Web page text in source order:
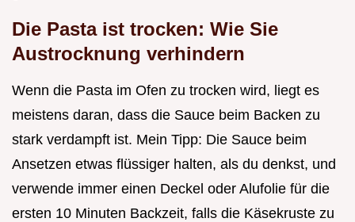
Die Pasta ist trocken: Wie Sie
Austrocknung verhindern
Wenn die Pasta im Ofen zu trocken wird, liegt es
meistens daran, dass die Sauce beim Backen zu
stark verdampft ist. Mein Tipp: Die Sauce beim
Ansetzen etwas flüssiger halten, als du denkst, und
verwende immer einen Deckel oder Alufolie für die
ersten 10 Minuten Backzeit, falls die Käsekruste zu